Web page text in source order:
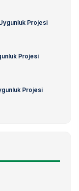
Projesi
Projesi
Projesi